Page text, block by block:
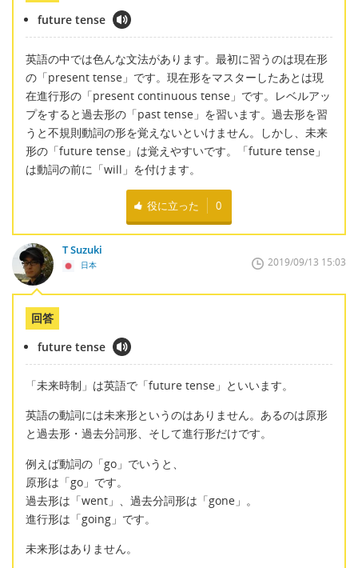
future tense
英語の中では色んな文法があります。最初に習うのは現在形
の「present tense」です。現在形をマスターしたあとは現
在進行形の「present continuous tense」です。レベルアッ
プをすると過去形の「past tense」を習います。過去形を習
うと不規則動詞の形を覚えないといけません。しかし、未来
形の「future tense」は覚えやすいです。「future tense」
は動詞の前に「will」を付けます。
役に立った 0
T Suzuki
日本 2019/09/13 15:03
回答
future tense
「未来時制」は英語で「future tense」といいます。
英語の動詞には未来形というのはありません。あるのは原形
と過去形・過去分詞形、そして進行形だけです。
例えば動詞の「go」でいうと、
原形は「go」です。
過去形は「went」、過去分詞形は「gone」。
進行形は「going」です。
未来形はありません。